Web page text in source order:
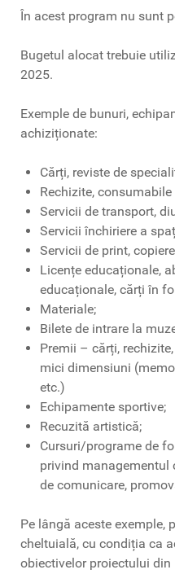
În acest program nu sunt
Bugetul alocat trebuie
2025.
Exemple de bunuri,
achiziționate:
Cărți, reviste de
Rechizite,
Servicii de transport,
Servicii închiriere a
Servicii de print,
Licențe educaționale,
educaționale, cărți în
Materiale;
Bilete de intrare la
Premii – cărți,
mici dimensiuni
etc.)
Echipamente sportive;
Recuzită artistică;
Cursuri/programe de
privind managementul
de comunicare,
Pe lângă aceste exemple,
cheltuială, cu condiția ca
obiectivelor proiectului